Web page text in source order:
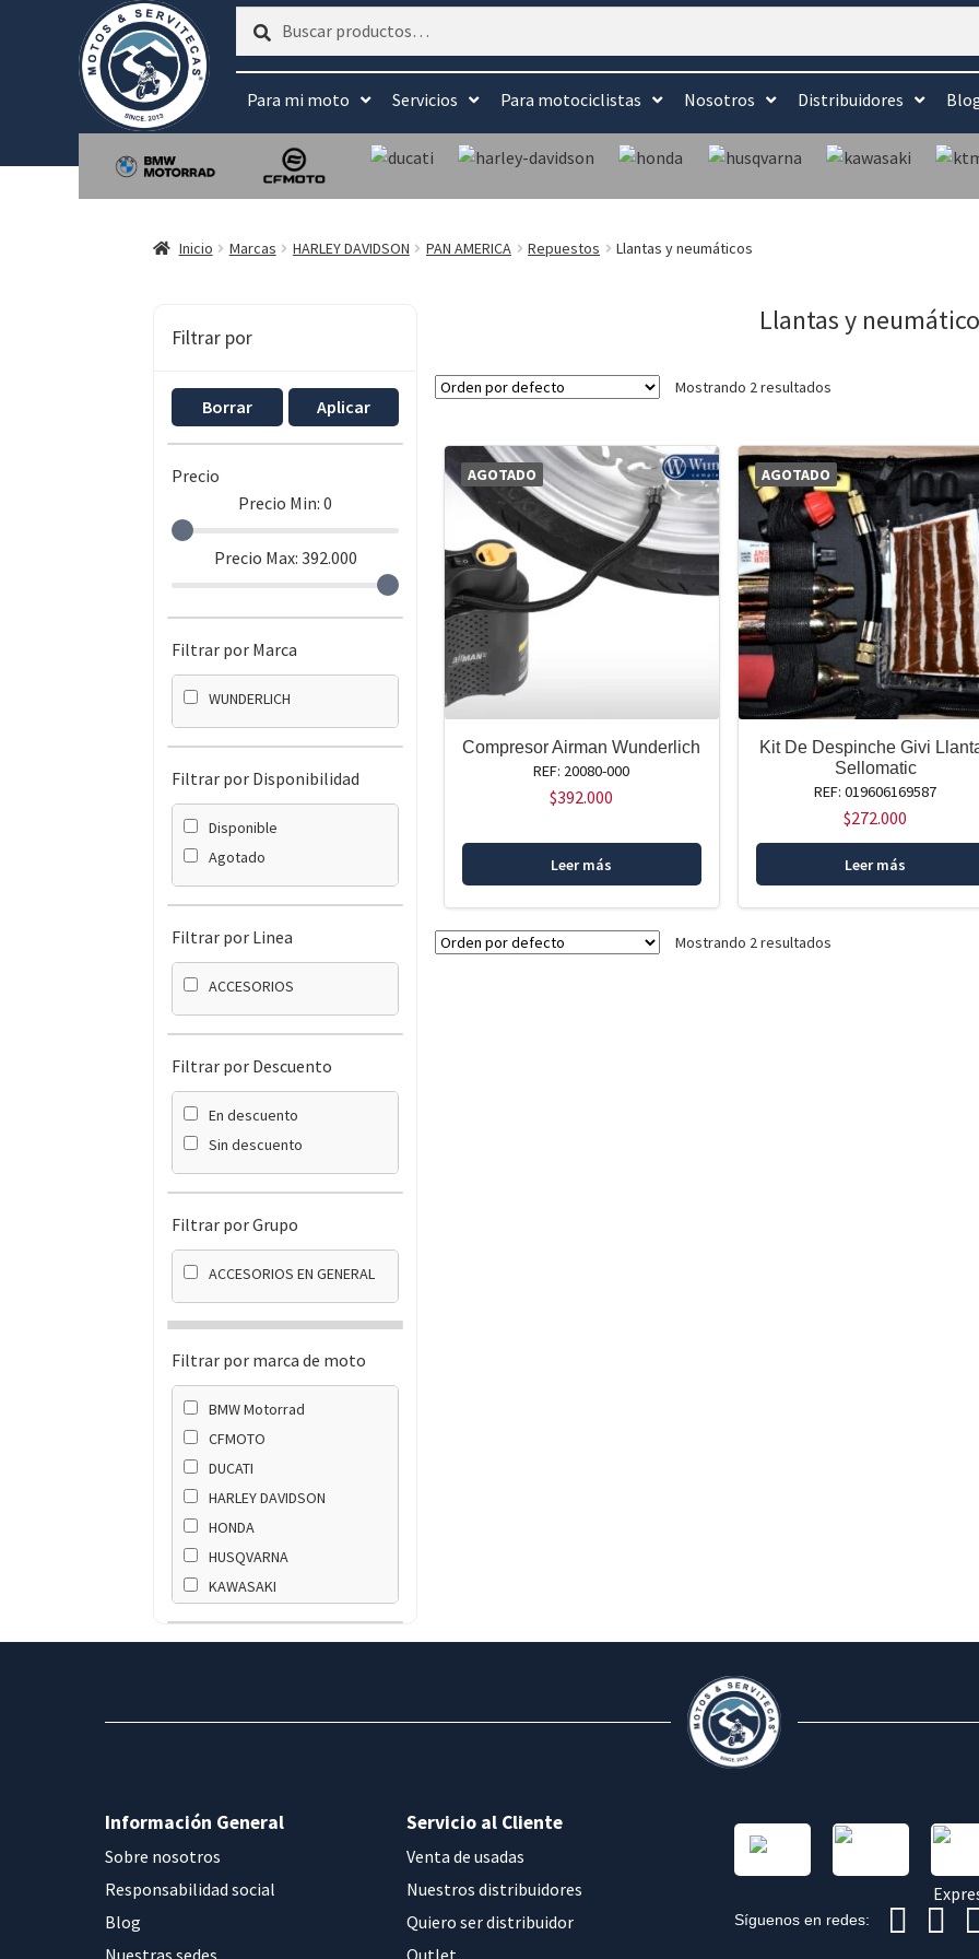
Buscar
Buscar
Para mi moto Servicios Para motociclistas Nosotros Distribuidores
Inicio Marcas HARLEY DAVIDSON PAN AMERICA Repuestos Llantas y neumáticos
Filtrar por
Borrar Aplicar
Precio
Precio Min:0
Precio Max: 392.000
Filtrar por Marca
WUNDERLICH
Filtrar por Disponibilidad
Disponible
Agotado
Filtrar por Linea
ACCESORIOS
Filtrar por Descuento
En descuento
Sin descuento
Filtrar por Grupo
ACCESORIOS EN GENERAL
Filtrar por marca de moto
BMW Motorrad
CFMOTO
DUCATI
HARLEY DAVIDSON
HONDA
HUSQVARNA
KAWASAKI
SUZUKI
Llantas y
Mostrando 2 resultados
AGOTADO
Compresor Airman Wunderlich
REF: 20080-000
$392.000
Leer más
AGOTADO
Kit De Despinche Givi
Sellomatic
REF: 019606169587
$272.000
Leer más
Mostrando 2 resultados
Información General
Sobre nosotros
Responsabilidad social
Blog
Nuestras sedes
Servicio al Cliente
Venta de usadas
Nuestros distribuidores
Quiero ser distribuidor
Outlet
Síguenos en redes: